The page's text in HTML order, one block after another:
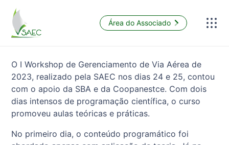
Área do Associado
O I Workshop de Gerenciamento de Via Aérea de
2023, realizado pela SAEC nos dias 24 e 25, contou
com o apoio da SBA e da Coopanestce. Com dois
dias intensos de programação científica, o curso
promoveu aulas teóricas e práticas.
No primeiro dia, o conteúdo programático foi